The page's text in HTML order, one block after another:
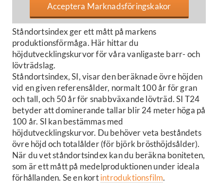
Acceptera Marknadsföringskakor
Ståndortsindex ger ett mått på markens
produktionsförmåga. Här hittar du
höjdutvecklingskurvor för våra vanligaste barr- och
lövträdslag.
Ståndortsindex, SI, visar den beräknade övre höjden
vid en given referensålder, normalt 100 år för gran
och tall, och 50 år för snabbväxande lövträd. SI T24
betyder att dominerande tallar blir 24 meter höga på
100 år. SI kan bestämmas med
höjdutvecklingskurvor. Du behöver veta beståndets
övre höjd och totalålder (för björk brösthöjdsålder).
När du vet ståndortsindex kan du beräkna boniteten,
som är ett mått på medelproduktionen under ideala
förhållanden. Se en kortintroduktionsfilm.